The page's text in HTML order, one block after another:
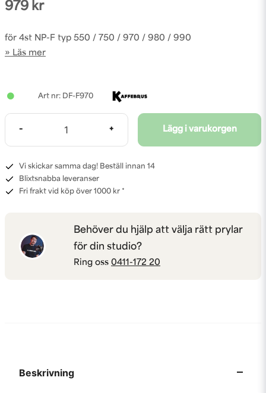
979 kr
för 4st NP-F typ 550 / 750 / 970 / 980 / 990
Läs mer
DF-F970
- + Lägg i varukorgen
Vi skickar samma dag! Beställ innan 14
Blixtsnabba leveranser
Fri frakt vid köp över 1000 kr *
Behöver du hjälp att välja rätt prylar
för din studio?
Ring oss 0411-172 20
Beskrivning